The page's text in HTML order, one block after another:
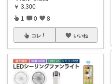
￥ 3,300
1 0 8
コレ いいね